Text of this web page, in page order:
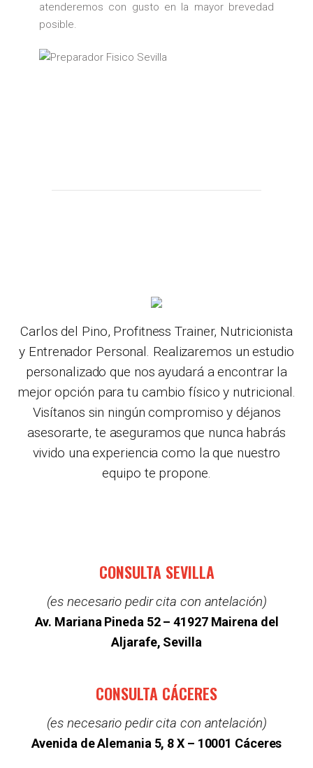
atenderemos con gusto en la mayor brevedad
posible.
Carlos del Pino, Profitness Trainer, Nutricionista
y Entrenador Personal. Realizaremos un estudio
personalizado que nos ayudará a encontrar la
mejor opción para tu cambio físico y nutricional.
Visítanos sin ningún compromiso y déjanos
asesorarte, te aseguramos que nunca habrás
vivido una experiencia como la que nuestro
equipo te propone.
CONSULTA SEVILLA
(es necesario pedir cita con antelación)
Av. Mariana Pineda 52 –41927 Mairena del
Aljarafe, Sevilla
CONSULTA CÁCERES
(es necesario pedir cita con antelación)
Avenida de Alemania 5, 8 X – 10001 Cáceres